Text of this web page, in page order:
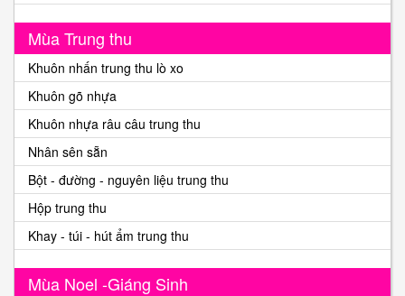
Mùa Trung thu
Khuôn nhấn trung thu lò xo
Khuôn gõ nhựa
Khuôn nhựa râu câu trung thu
Nhân sên sẵn
Bột - đường - nguyên liệu trung thu
Hộp trung thu
Khay - túi - hút ẩm trung thu
Mùa Noel -Giáng Sinh